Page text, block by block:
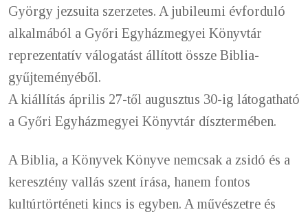
György jezsuita szerzetes. A jubileumi évforduló
alkalmából a Győri Egyházmegyei Könyvtár
reprezentatív válogatást állított össze Biblia-
gyűjteményéből.
A kiállítás április 27-től augusztus 30-ig látogatható
a Győri Egyházmegyei Könyvtár dísztermében.
A Biblia, a Könyvek Könyve nemcsak a zsidó és a
keresztény vallás szent írása, hanem fontos
kultúrtörténeti kincs is egyben. A művészetre és